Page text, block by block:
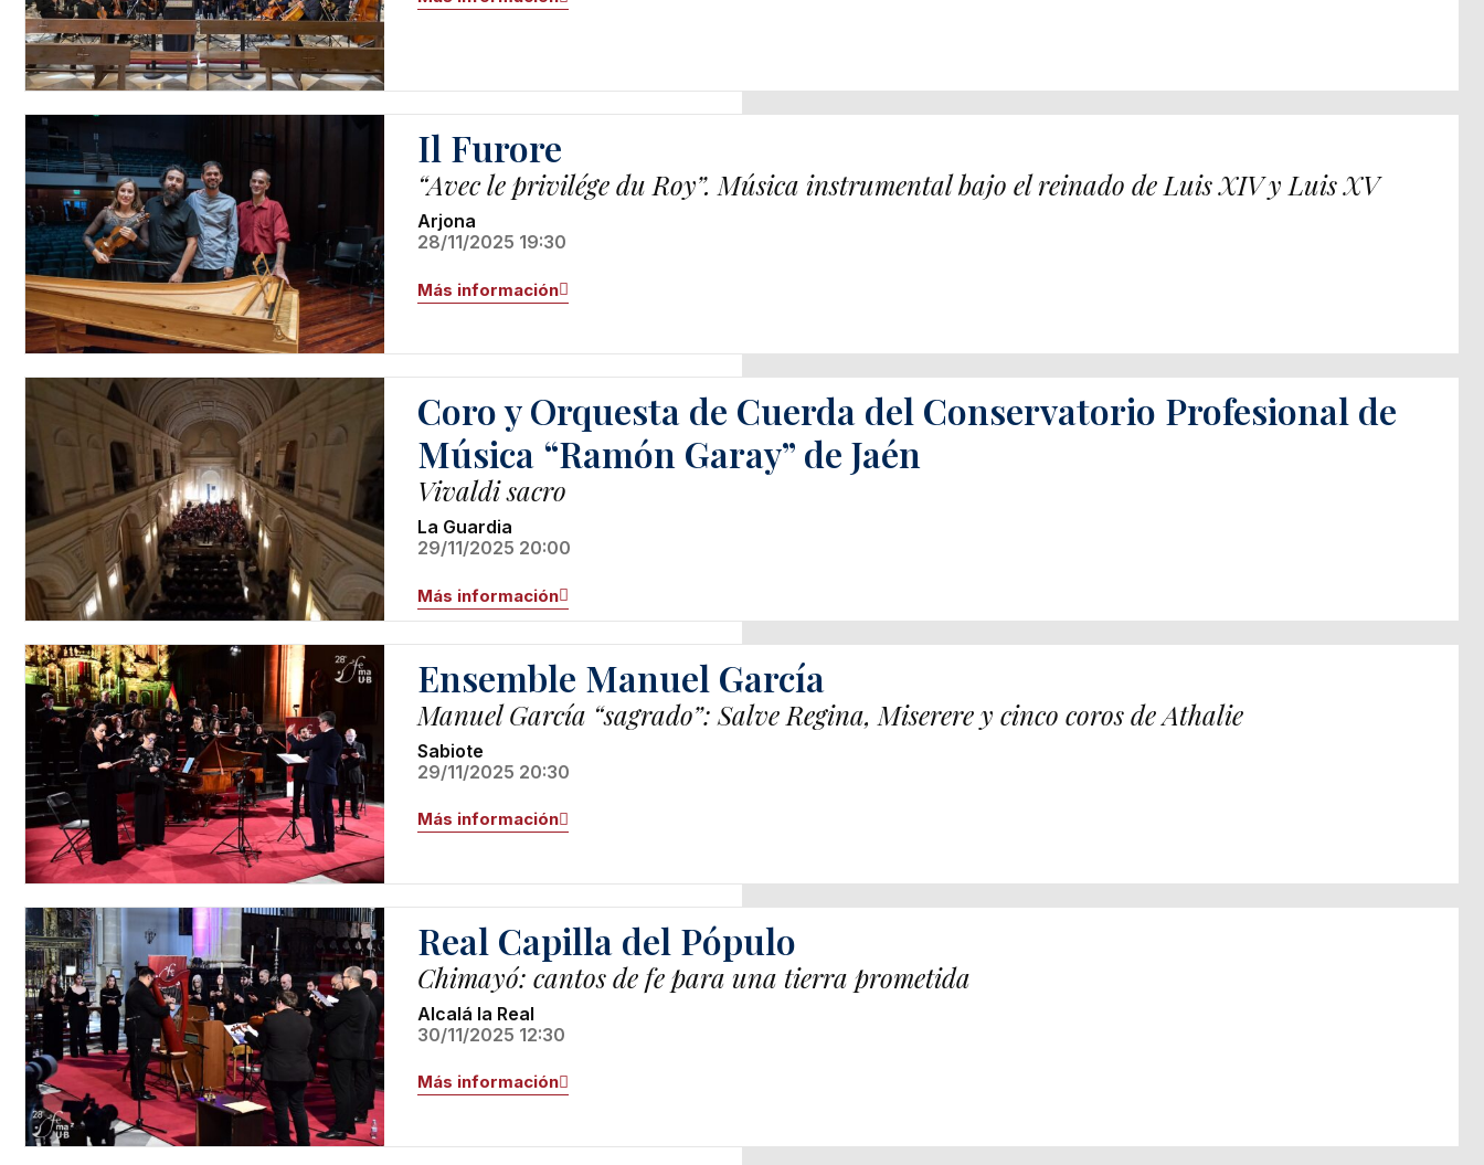
Il Furore
“Avec le privilége du Roy”. Música instrumental bajo el reinado de Luis XIV y Luis XV
Arjona
28/11/2025 19:30
Más información
Coro y Orquesta de Cuerda del Conservatorio Profesional de
Música “Ramón Garay” de Jaén
Vivaldi sacro
La Guardia
29/11/2025 20:00
Más información
Ensemble Manuel García
Manuel García “sagrado”: Salve Regina, Miserere y cinco coros de Athalie
Sabiote
29/11/2025 20:30
Más información
Real Capilla del Pópulo
Chimayó: cantos de fe para una tierra prometida
Alcalá la Real
30/11/2025 12:30
Más información